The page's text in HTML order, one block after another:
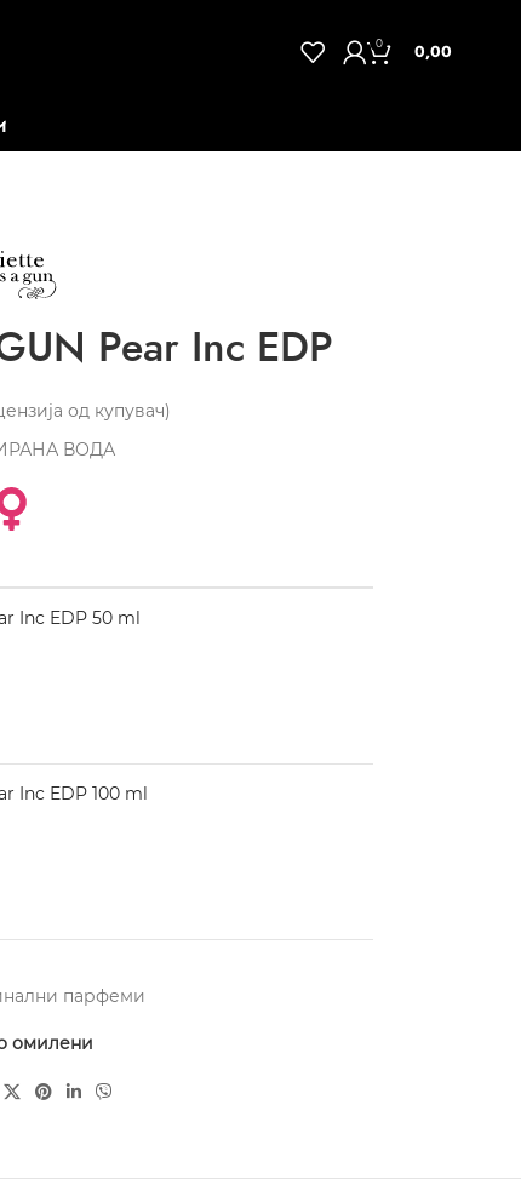
0 0,00
Pear Inc EDP
од купувач)
ВОДА
Inc EDP 50 ml
Inc EDP 100 ml
парфеми
омилени